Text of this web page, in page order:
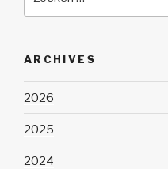
ARCHIVES
2026
2025
2024